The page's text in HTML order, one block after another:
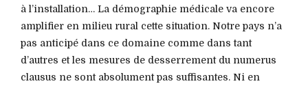
à l’installation… La démographie médicale va encore
amplifier en milieu rural cette situation. Notre pays n’a
pas anticipé dans ce domaine comme dans tant
d’autres et les mesures de desserrement du numerus
clausus ne sont absolument pas suffisantes. Ni en